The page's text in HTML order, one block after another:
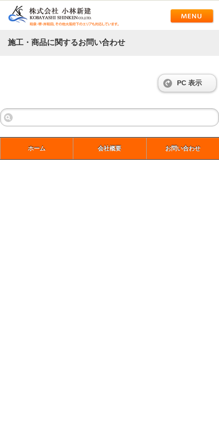
施工・商品に関するお問い合わせ
PC 表示
ホーム 会社概要 お問い合わせ